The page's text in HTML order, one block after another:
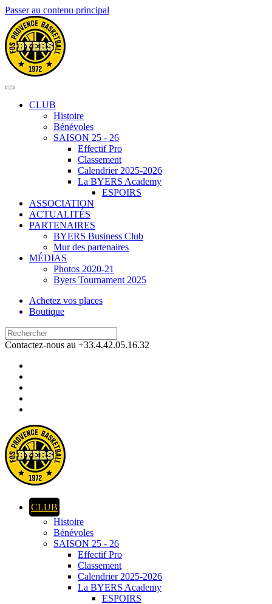
Passer au contenu principal
CLUB
Histoire
Bénévoles
SAISON 25 - 26
Effectif Pro
Classement
Calendrier 2025-2026
La BYERS Academy
ESPOIRS
ASSOCIATION
ACTUALITÉS
PARTENAIRES
BYERS Business Club
Mur des partenaires
MÉDIAS
Photos 2020-21
Byers Tournament 2025
Achetez vos places
Boutique
Contactez-nous au +33.4.42.05.16.32
CLUB
Histoire
Bénévoles
SAISON 25 - 26
Effectif Pro
Classement
Calendrier 2025-2026
La BYERS Academy
ESPOIRS